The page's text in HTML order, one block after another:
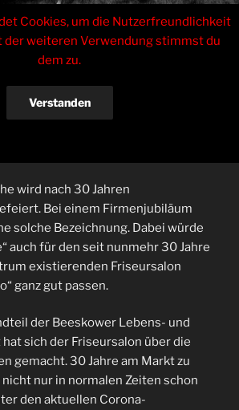
Tinas Haarstudio
Inhaberin Sabrina Czarkowski
Menü
wird nach 30 Jahren
Bei einem Firmenjubiläum
solche Bezeichnung. Dabei würde
auch für den seit nunmehr 30 Jahre
existierenden Friseursalon
ganz gut passen.
der Beeskower Lebens- und
sich der Friseursalon über die
gemacht. 30 Jahre am Markt zu
nur in normalen Zeiten schon
den aktuellen Corona-
Cookies, um die Nutzerfreundlichkeit
der weiteren Verwendung stimmst du
dem zu.
Verstanden